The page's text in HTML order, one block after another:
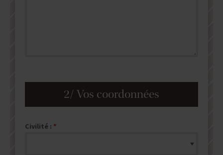
2/ Vos coordonnées
Civilité :